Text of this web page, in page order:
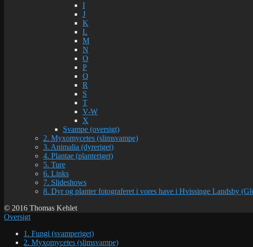
I
J
K
L
M
N
O
P
Q
R
S
T
V-W
X
Svampe (oversigt)
2. Myxomycetes (slimsvampe)
3. Animalia (dyreriget)
4. Plantae (planteriget)
5. Ture
6. Links
7. Slideshows
8. Dyr og planter fotograferet i vores have i Hvissinge Landsby
© 2016 Thomas Kehlet
Oversigt
1. Fungi (svamperiget)
2. Myxomycetes (slimsvampe)